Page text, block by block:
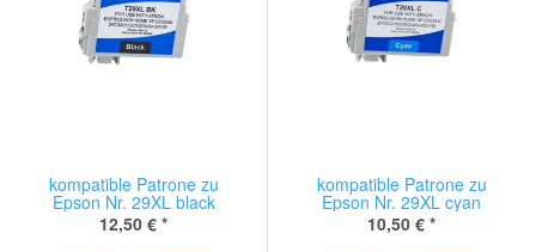
kompatible Patrone zu
Epson Nr. 29XL black
12,50 € *
kompatible Patrone zu
Epson Nr. 29XL cyan
10,50 € *